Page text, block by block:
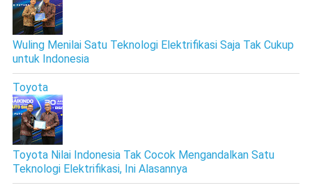
Wuling Menilai Satu Teknologi Elektrifikasi Saja Tak Cukup
untuk Indonesia
Toyota
Toyota Nilai Indonesia Tak Cocok Mengandalkan Satu
Teknologi Elektrifikasi, Ini Alasannya